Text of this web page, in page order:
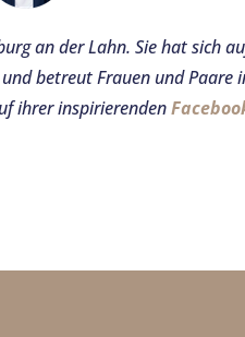
an der Lahn. Sie hat sich
betreut Frauen und Paare
ihrer inspirierenden